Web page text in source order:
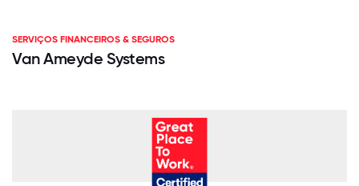
SERVIÇOS FINANCEIROS & SEGUROS
Van Ameyde Systems